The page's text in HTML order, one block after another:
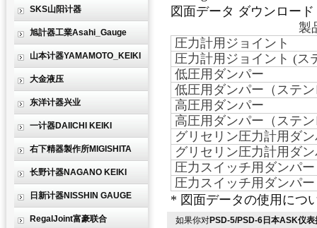
SKS山阳计器
旭計器工業Asahi_Gauge
山本计器YAMAMOTO_KEIKI
大金液压
东洋计器兴业
一计器DAIICHI KEIKI
右下精器製作所MIGISHITA
长野计器NAGANO KEIKI
日新计器NISSHIN GAUGE
RegalJoint富豪联合
図面データ ダウンロード
製
圧力計用ジョイント
圧力計用ジョイント (ス
低圧用ダンパー
低圧用ダンパー（ステ
高圧用ダンパー
高圧用ダンパー（ステ
グリセリン圧力計用ダ
グリセリン圧力計用ダ
圧力スイッチ用ダンパー
圧力スイッチ用ダンパ
* 図面データの使用につ
如果你对PSD-5/PSD-6日本ASK仪